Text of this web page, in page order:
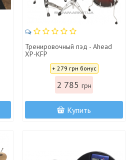
Тренировочный пэд - Ahead
XP-KFP
+ 279 грн бонус
2 785 грн
Купить